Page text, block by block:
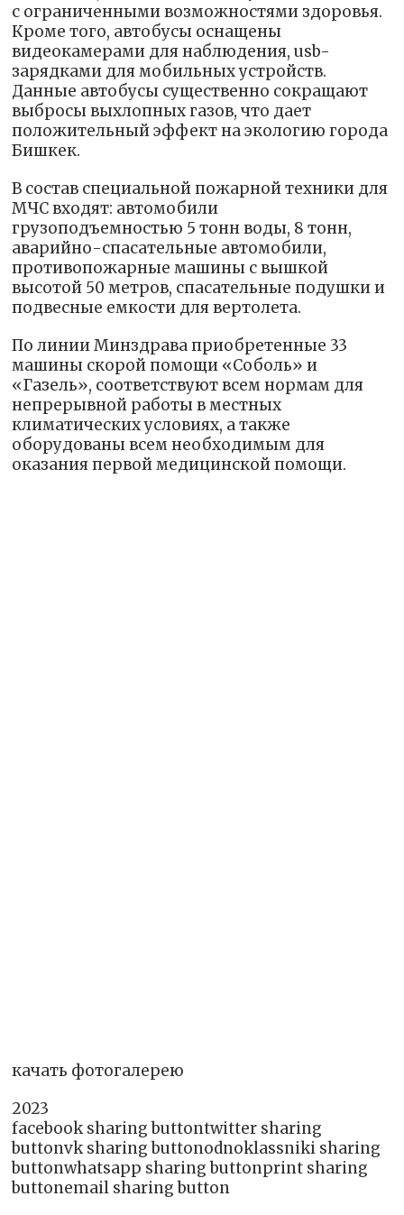
с ограниченными возможностями здоровья.
Кроме того, автобусы оснащены
видеокамерами для наблюдения, usb-
зарядками для мобильных устройств.
Данные автобусы существенно сокращают
выбросы выхлопных газов, что дает
положительный эффект на экологию города
Бишкек.
В состав специальной пожарной техники для
МЧС входят: автомобили
грузоподъемностью 5 тонн воды, 8 тонн,
аварийно-спасательные автомобили,
противопожарные машины с вышкой
высотой 50 метров, спасательные подушки и
подвесные емкости для вертолета.
По линии Минздрава приобретенные 33
машины скорой помощи «Соболь» и
«Газель», соответствуют всем нормам для
непрерывной работы в местных
климатических условиях, а также
оборудованы всем необходимым для
оказания первой медицинской помощи.
качать фотогалерею
2023
facebook sharing buttontwitter sharing
buttonvk sharing buttonodnoklassniki sharing
buttonwhatsapp sharing buttonprint sharing
buttonemail sharing button